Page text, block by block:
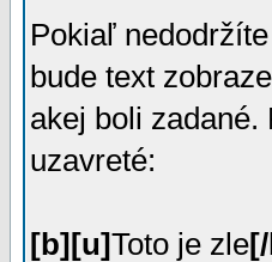
Pokiaľ
bude text
akej boli zadané.
uzavreté:
[b][u]Toto je zle